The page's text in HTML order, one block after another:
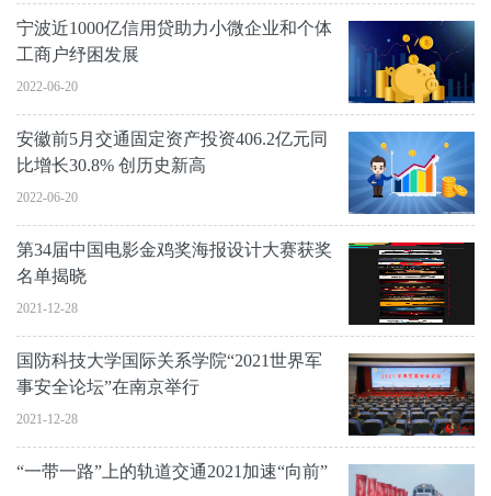
宁波近1000亿信用贷助力小微企业和个体
工商户纾困发展
2022-06-20
安徽前5月交通固定资产投资406.2亿元同
比增长30.8% 创历史新高
2022-06-20
第34届中国电影金鸡奖海报设计大赛获奖
名单揭晓
2021-12-28
国防科技大学国际关系学院“2021世界军
事安全论坛”在南京举行
2021-12-28
“一带一路”上的轨道交通2021加速“向前”